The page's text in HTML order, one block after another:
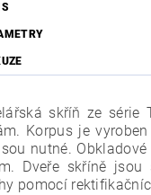
skříň ze série
Korpus je
nutné.
Dveře skříně
pomocí